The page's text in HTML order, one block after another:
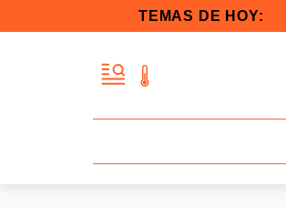
TEMAS DE HOY: